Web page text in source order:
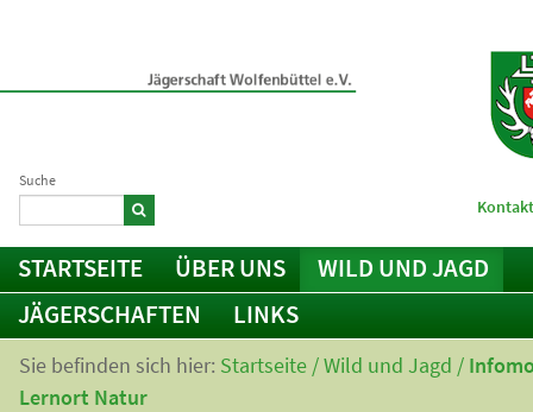
Suche
STARTSEITE ÜBER UNS
WILD UND JAGD
JÄGERSCHAFTEN
LINKS
Sie befinden sich hier: Startseite /Wild und Jagd /
Lernort Natur